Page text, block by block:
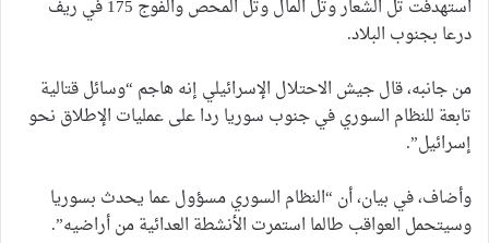
استهدفت تل الشعار وتل المال وتل المحص والفوج 175 في ريف
درعا بجنوب البلاد.
من جانبه، قال جيش الاحتلال الإسرائيلي إنه هاجم “وسائل قتالية
تابعة للنظام السوري في جنوب سوريا ردا على عمليات الإطلاق نحو
إسرائيل”.
وأضاف، في بيان، أن “النظام السوري مسؤول عما يحدث بسوريا
وسيتحمل العواقب طالما استمرت الأنشطة العدائية من أراضيه”.